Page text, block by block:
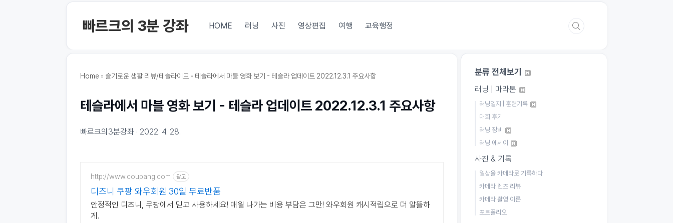
빠르크의 3분 강좌 HOME 러닝 사진 영상편집 여행 교육행정
Home 슬기로운 생활 리뷰/테슬라이프 테슬라에서 마블 영화 보기 - 테슬라 업데이트 2022.12.3.1 주요사항
테슬라에서 마블 영화 보기 - 테슬라 업데이트 2022.12.3.1 주요사항
빠르크의3분강좌 2022. 4. 28.
http://www.coupang.com 광고
디즈니 쿠팡 와우회원 30일 무료반품
안정적인 디즈니, 쿠팡에서 믿고 사용하세요! 매월 나가는 비용 부담은 그만! 와우회원 캐시적립으로 더 알뜰하
게.
분류 전체보기
러닝 | 마라톤
러닝일지 | 훈련기록
대회 후기
러닝 장비
러닝 에세이
사진 & 기록
일상을 카메라로 기록하다
카메라 렌즈 리뷰
카메라 촬영 이론
포트폴리오